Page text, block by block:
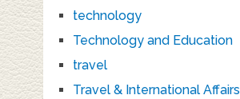
technology
Technology and Education
travel
Travel & International Affairs